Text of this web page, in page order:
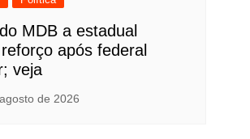
MDB a estadual
após federal
veja
de 2026